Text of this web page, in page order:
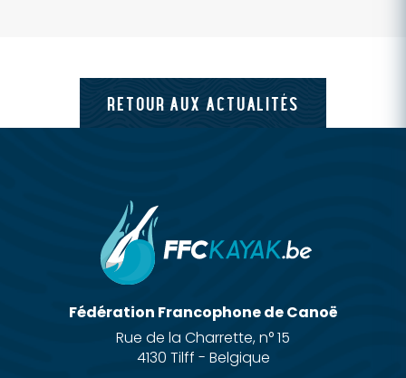
RETOUR AUX ACTUALITÉS
Fédération Francophone de Canoë
Rue de la Charrette, n° 15
4130 Tilff - Belgique